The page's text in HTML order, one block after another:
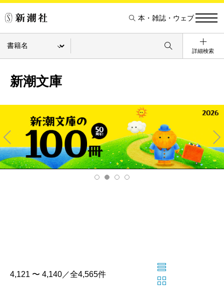
本・雑誌・ウェブ
詳細検索
新潮文庫
Pre
v
Ne
xt
4,121 〜 4,140／全4,565件